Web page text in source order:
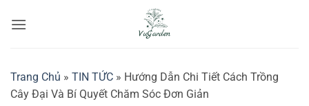
qua
Trang Chủ » TIN TỨC » Hướng Dẫn Chi Tiết Cách Trồng
Cây Đại Và Bí Quyết Chăm Sóc Đơn Giản